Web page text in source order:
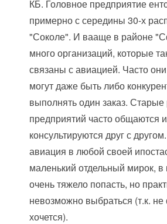
КБ. Головное предприятие
примерно с середины 30-х
"Соколе". И вааще в районе
много организаций, которые
связаны с авиацией. Часто
могут даже быть либо
выполнять один заказ. Старые
предприятий часто общаются
консультируются друг с
авиация в любой своей
маленький отдельный мирок,
очень тяжело попасть, но
невозможно выбраться (т.к. не
хочется).